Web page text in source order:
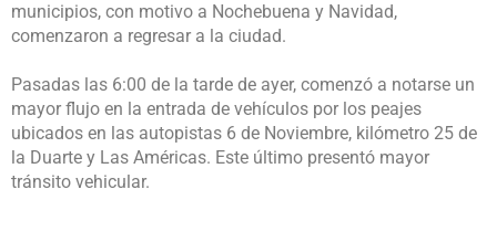
municipios, con motivo a Nochebuena y Navidad,
comenzaron a regresar a la ciudad.
Pasadas las 6:00 de la tarde de ayer, comenzó a notarse un
mayor flujo en la entrada de vehículos por los peajes
ubicados en las autopistas 6 de Noviembre, kilómetro 25 de
la Duarte y Las Américas. Este último presentó mayor
tránsito vehicular.